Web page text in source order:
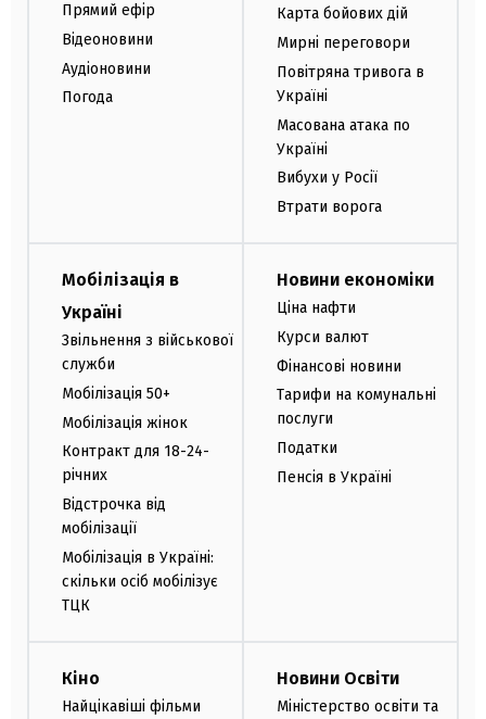
Прямий ефір
Відеоновини
Аудіоновини
Погода
Карта бойових дій
Мирні переговори
Повітряна тривога в
Україні
Масована атака по
Україні
Вибухи у Росії
Втрати ворога
Мобілізація в
Україні
Звільнення з військової
служби
Мобілізація 50+
Мобілізація жінок
Контракт для 18-24-
річних
Відстрочка від
мобілізації
Мобілізація в Україні:
скільки осіб мобілізує
ТЦК
Новини економіки
Ціна нафти
Курси валют
Фінансові новини
Тарифи на комунальні
послуги
Податки
Пенсія в Україні
Кіно
Найцікавіші фільми
Новини Освіти
Міністерство освіти та